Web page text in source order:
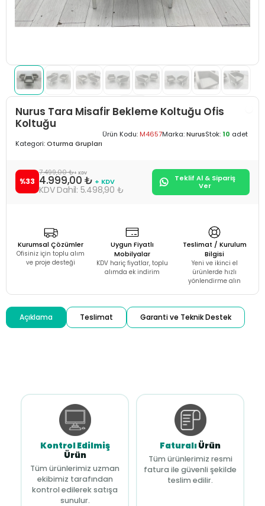
Nurus Tara Misafir Bekleme Koltuğu Ofis
Koltuğu
Kategori:Oturma Grupları
Ürün Kodu: M4657Marka:NurusStok: 10 adet
%33
7.499,00 ₺+ KDV
4.999,00 ₺ + KDV
5.498,90 ₺
Teklif Al & Sipariş
Ver
Kurumsal Çözümler
Ofisiniz için toplu alım
ve proje desteği
Uygun Fiyatlı
Mobilyalar
KDV hariç fiyatlar, toplu
alımda ek indirim
Teslimat / Kurulum
Bilgisi
Yeni ve ikinci el
ürünlerde hızlı
yönlendirme alın
Açıklama Teslimat Garanti ve Teknik Destek
Kontrol Edilmiş
Ürün
Tüm ürünlerimiz uzman
ekibimiz tarafından
kontrol edilerek satışa
sunulur.
FaturalıÜrün
Tüm ürünlerimiz resmi
fatura ile güvenli şekilde
teslim edilir.